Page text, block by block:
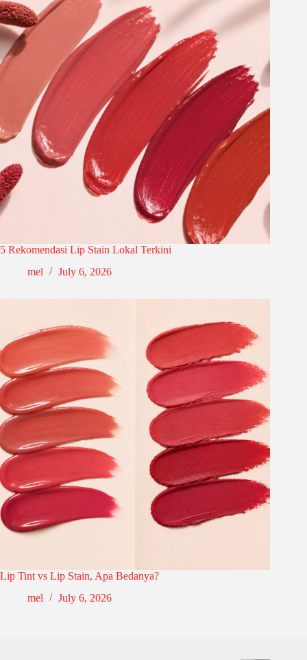
5 Rekomendasi Lip Stain Lokal Terkini
mel
July 6, 2026
Lip Tint vs Lip Stain, Apa Bedanya?
mel
July 6, 2026